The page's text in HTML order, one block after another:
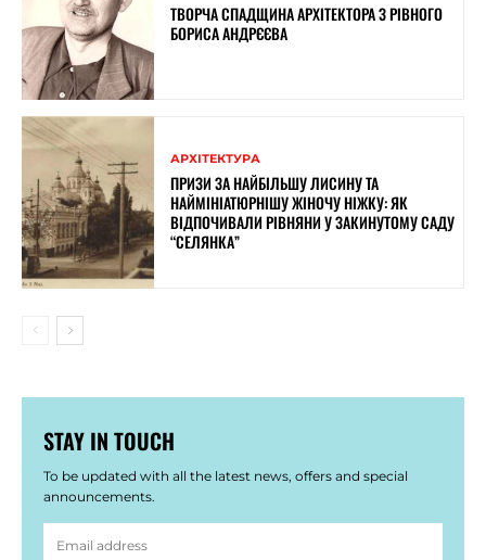
ТВОРЧА СПАДЩИНА АРХІТЕКТОРА З РІВНОГО
БОРИСА АНДРЄЄВА
АРХІТЕКТУРА
ПРИЗИ ЗА НАЙБІЛЬШУ ЛИСИНУ ТА
НАЙМІНІАТЮРНІШУ ЖІНОЧУ НІЖКУ: ЯК
ВІДПОЧИВАЛИ РІВНЯНИ У ЗАКИНУТОМУ САДУ
“СЕЛЯНКА”
STAY IN TOUCH
To be updated with all the latest news, offers and special
announcements.